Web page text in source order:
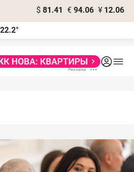
$ 81.41 € 94.06 ¥ 12.06
22.2°